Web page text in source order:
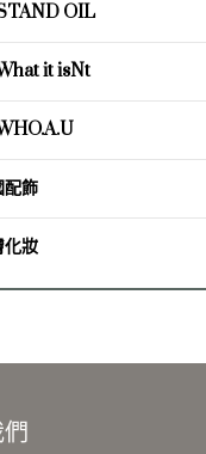
OIL
it isNt
配飾
化妝